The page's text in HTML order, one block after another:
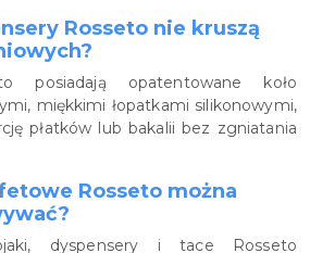
Rosseto nie kruszą
posiadają opatentowane koło
miękkimi łopatkami silikonowymi,
płatków lub bakalii bez zgniatania
Rosseto można
dyspensery i tace Rosseto